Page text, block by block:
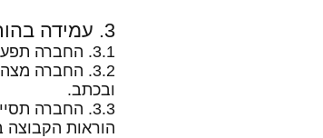
3. עמידה בהוראות חוקי הגנת הפרטיות
3.1. החברה תפעל בהתאם להוראות חוקי הגנת הפרטיות, ותיחשב כ"מחזיקה" של מאגר המידע.
3.2. החברה
ובכתב.
3.3. החברה
הוראות הקבוצה